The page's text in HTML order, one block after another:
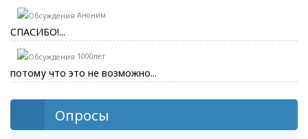
Аноним
СПАСИБО!...
1000лет
потому что это не возможно...
Опросы